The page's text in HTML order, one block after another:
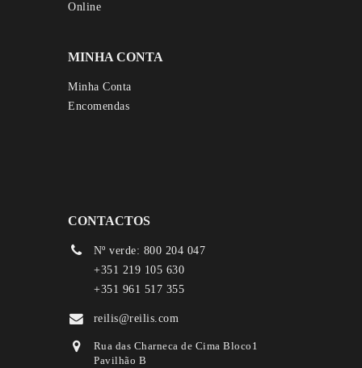
MINHA CONTA
Minha Conta
Encomendas
CONTACTOS
Nº verde: 800 204 047
+351 219 105 630
+351 961 517 355
reilis@reilis.com
Rua das Charneca de Cima Bloco1
Pavilhão B